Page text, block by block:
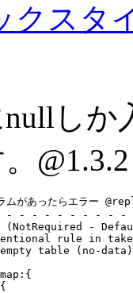
クスタ
しか
@1.3.2
ムがあったらエラー
- - - - - - - - - -
(NotRequired -
rule in
table (no-
map: {
{